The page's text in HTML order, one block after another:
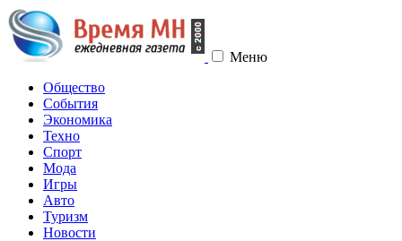
Меню
Общество
События
Экономика
Техно
Спорт
Мода
Игры
Авто
Туризм
Новости